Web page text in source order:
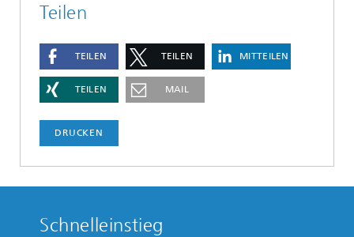
Teilen
TEILEN TEILEN MITTEILEN
TEILEN MAIL
DRUCKEN
Schnelleinstieg